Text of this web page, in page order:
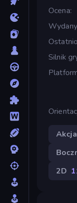
Ocena
Wydany
Silnik
Akcja
2D